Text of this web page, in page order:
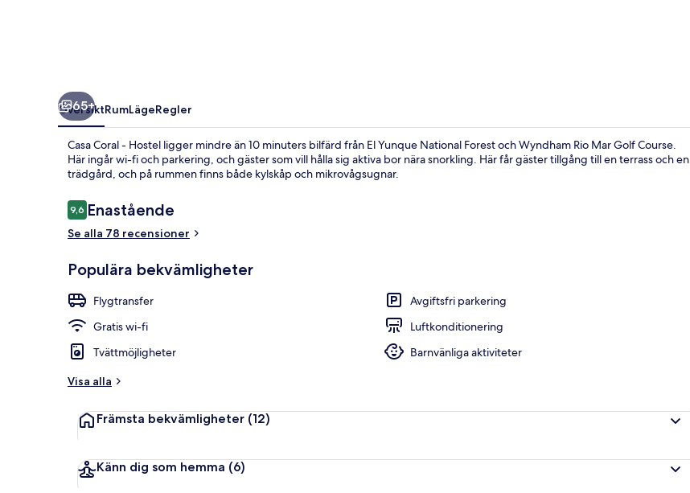
65+
ÖversiktRumLägeRegler
Casa Coral - Hostel ligger mindre än 10 minuters bilfärd från El Yunque National Forest och Wyndham Rio Mar Golf Course.
Här ingår wi-fi och parkering, och gäster som vill hålla sig aktiva bor nära snorkling. Här får gäster tillgång till en terrass och en
trädgård, och på rummen finns både kylskåp och mikrovågsugnar.
Recensioner
9,69,6 av 10,
Enastående
Se alla 78 recensioner
Populära bekvämligheter
Flygtransfer
Avgiftsfri parkering
Gratis wi-fi
Luftkonditionering
Tvättmöjligheter
Barnvänliga aktiviteter
Visa alla
Främsta bekvämligheter (12)
Känn dig som hemma (6)